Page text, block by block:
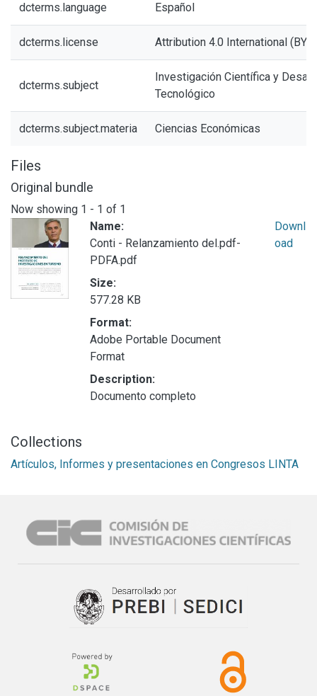
dcterms.language Español
dcterms.license Attribution 4.0 International (BY
dcterms.subject
Investigación Científica y
Tecnológico
dcterms.subject.materia Ciencias Económicas
Files
Original bundle
Now showing 1 - 1 of 1
Name:
Conti - Relanzamiento del.pdf-
PDFA.pdf
Size:
577.28 KB
Format:
Adobe Portable Document
Format
Description:
Documento completo
Downl
oad
Collections
Artículos, Informes y presentaciones en Congresos LINTA